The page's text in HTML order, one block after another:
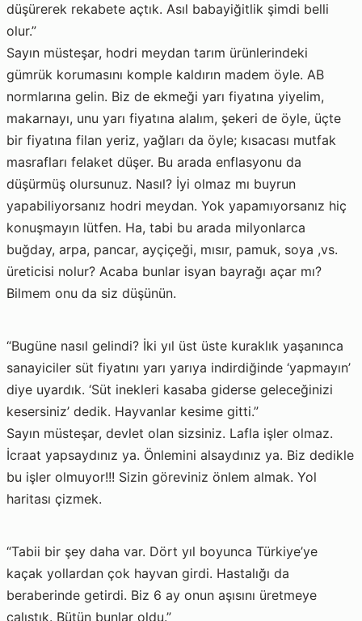
düşürerek rekabete açtık. Asıl babayiğitlik şimdi belli
olur.”
Sayın müsteşar, hodri meydan tarım ürünlerindeki
gümrük korumasını komple kaldırın madem öyle. AB
normlarına gelin. Biz de ekmeği yarı fiyatına yiyelim,
makarnayı, unu yarı fiyatına alalım, şekeri de öyle, üçte
bir fiyatına filan yeriz, yağları da öyle; kısacası mutfak
masrafları felaket düşer. Bu arada enflasyonu da
düşürmüş olursunuz. Nasıl? İyi olmaz mı buyrun
yapabiliyorsanız hodri meydan. Yok yapamıyorsanız hiç
konuşmayın lütfen. Ha, tabi bu arada milyonlarca
buğday, arpa, pancar, ayçiçeği, mısır, pamuk, soya ,vs.
üreticisi nolur? Acaba bunlar isyan bayrağı açar mı?
Bilmem onu da siz düşünün.
“Bugüne nasıl gelindi? İki yıl üst üste kuraklık yaşanınca
sanayiciler süt fiyatını yarı yarıya indirdiğinde ‘yapmayın’
diye uyardık. ‘Süt inekleri kasaba giderse geleceğinizi
kesersiniz’ dedik. Hayvanlar kesime gitti.”
Sayın müsteşar, devlet olan sizsiniz. Lafla işler olmaz.
İcraat yapsaydınız ya. Önlemini alsaydınız ya. Biz dedikle
bu işler olmuyor!!! Sizin göreviniz önlem almak. Yol
haritası çizmek.
“Tabii bir şey daha var. Dört yıl boyunca Türkiye’ye
kaçak yollardan çok hayvan girdi. Hastalığı da
beraberinde getirdi. Biz 6 ay onun aşısını üretmeye
çalıştık. Bütün bunlar oldu.”